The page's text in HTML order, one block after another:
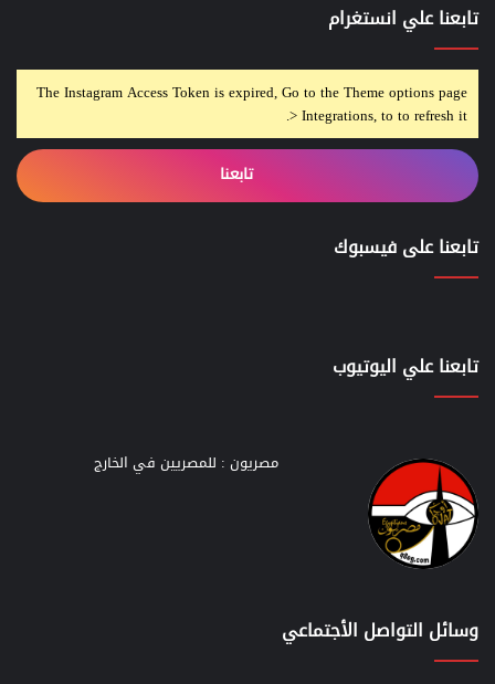
تابعنا علي انستغرام
The Instagram Access Token is expired, Go to the Theme options page
> Integrations, to to refresh it.
تابعنا
تابعنا على فيسبوك
تابعنا علي اليوتيوب
مصريون : للمصريين في الخارج
وسائل التواصل الأجتماعي